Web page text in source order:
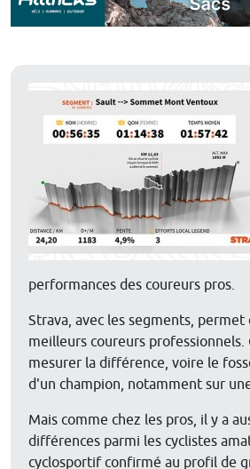
performances des coureurs pros.
Strava, avec les segments, permet
meilleurs coureurs professionnels.
mesurer la différence, voire le
d'un champion, notamment sur
Mais comme chez les pros, il y a
différences parmi les cyclistes
cyclosportif confirmé au profil de